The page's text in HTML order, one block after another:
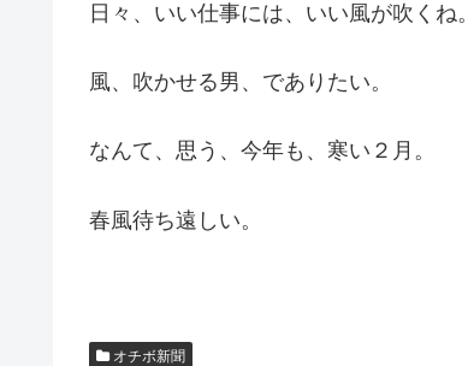
日々、いい仕事には、いい風が吹くね。
風、吹かせる男、でありたい。
なんて、思う、今年も、寒い２月。
春風待ち遠しい。
オチボ新聞